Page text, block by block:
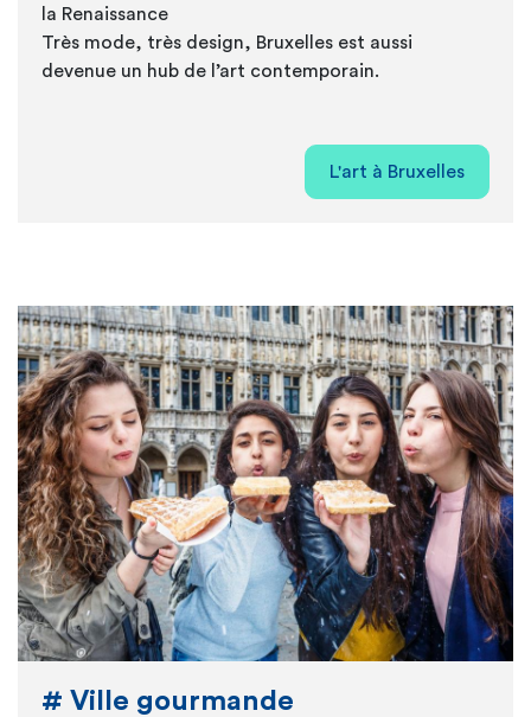
la Renaissance
Très mode, très design, Bruxelles est aussi
devenue un hub de l’art contemporain.
L'art à Bruxelles
# Ville gourmande